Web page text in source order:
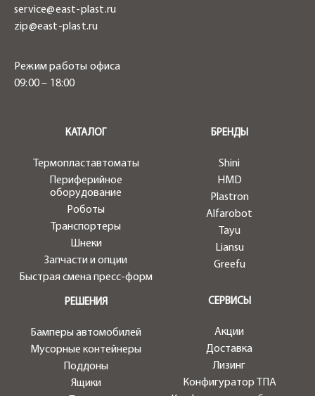
service@east-plast.ru
zip@east-plast.ru
Режим работы офиса
09:00 – 18:00
КАТАЛОГ
Термопластавтоматы
Периферийное
оборудование
Роботы
Транспортеры
Шнеки
Запчасти и опции
Быстрая смена пресс-форм
БРЕНДЫ
Shini
HMD
Plastron
Alfarobot
Tayu
Liansu
Greefu
СЕРВИСЫ
Акции
Доставка
Лизинг
Конфигуратор ТПА
РЕШЕНИЯ
Бамперы автомобилей
Мусорные контейнеры
Поддоны
Ящики